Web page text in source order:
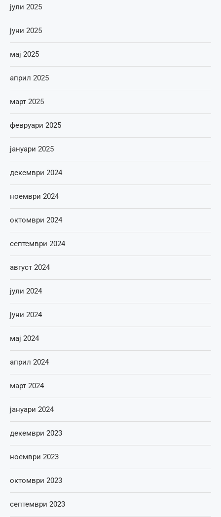
јули 2025
јуни 2025
мај 2025
април 2025
март 2025
февруари 2025
јануари 2025
декември 2024
ноември 2024
октомври 2024
септември 2024
август 2024
јули 2024
јуни 2024
мај 2024
април 2024
март 2024
јануари 2024
декември 2023
ноември 2023
октомври 2023
септември 2023